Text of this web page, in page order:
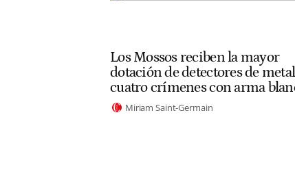
Los Mossos reciben la mayor
dotación de detectores de
cuatro crímenes con arma
Miriam Saint-Germain